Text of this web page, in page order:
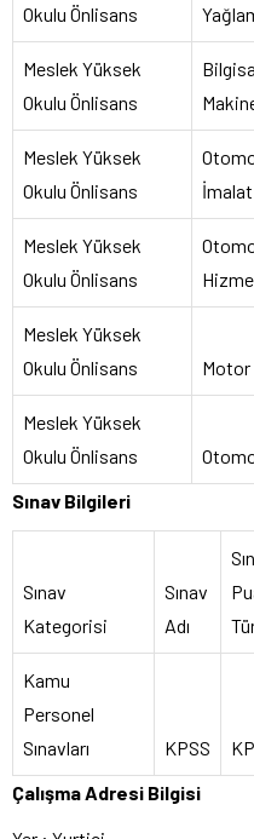
Okulu Önlisans
Meslek Yüksek
Okulu Önlisans
Meslek Yüksek
Okulu Önlisans
İmalat
Meslek Yüksek
Okulu Önlisans
Meslek Yüksek
Okulu Önlisans
Motor
Meslek Yüksek
Okulu Önlisans
Sınav Bilgileri
Sınav
Kategorisi
Sınav
Adı
Kamu
Personel
Sınavları
KPSS
Çalışma Adresi Bilgisi